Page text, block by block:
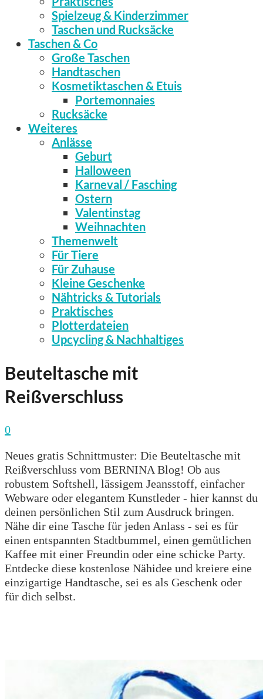
Spielzeug & Kinderzimmer
Taschen und Rucksäcke
Taschen & Co
Große Taschen
Handtaschen
Kosmetiktaschen & Etuis
Portemonnaies
Rucksäcke
Weiteres
Anlässe
Geburt
Halloween
Karneval / Fasching
Ostern
Valentinstag
Weihnachten
Themenwelt
Für Tiere
Für Zuhause
Kleine Geschenke
Nähtricks & Tutorials
Praktisches
Plotterdateien
Upcycling & Nachhaltiges
Beuteltasche mit
Reißverschluss
0
Neues gratis Schnittmuster: Die Beuteltasche mit
Reißverschluss vom BERNINA Blog! Ob aus
robustem Softshell, lässigem Jeansstoff, einfacher
Webware oder elegantem Kunstleder - hier kannst du
deinen persönlichen Stil zum Ausdruck bringen.
Nähe dir eine Tasche für jeden Anlass - sei es für
einen entspannten Stadtbummel, einen gemütlichen
Kaffee mit einer Freundin oder eine schicke Party.
Entdecke diese kostenlose Nähidee und kreiere eine
einzigartige Handtasche, sei es als Geschenk oder
für dich selbst.